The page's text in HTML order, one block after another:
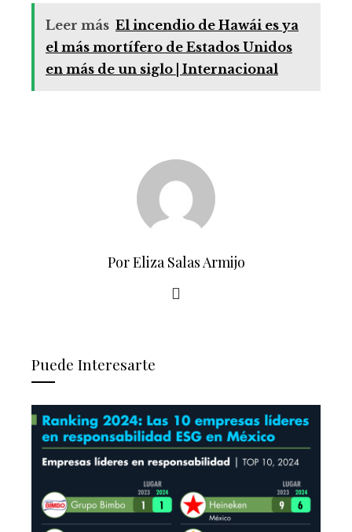
Leer más El incendio de Hawái es ya
el más mortífero de Estados Unidos
en más de un siglo | Internacional
Por Eliza Salas Armijo
Puede Interesarte